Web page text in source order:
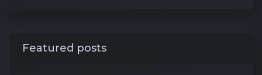
Featured posts